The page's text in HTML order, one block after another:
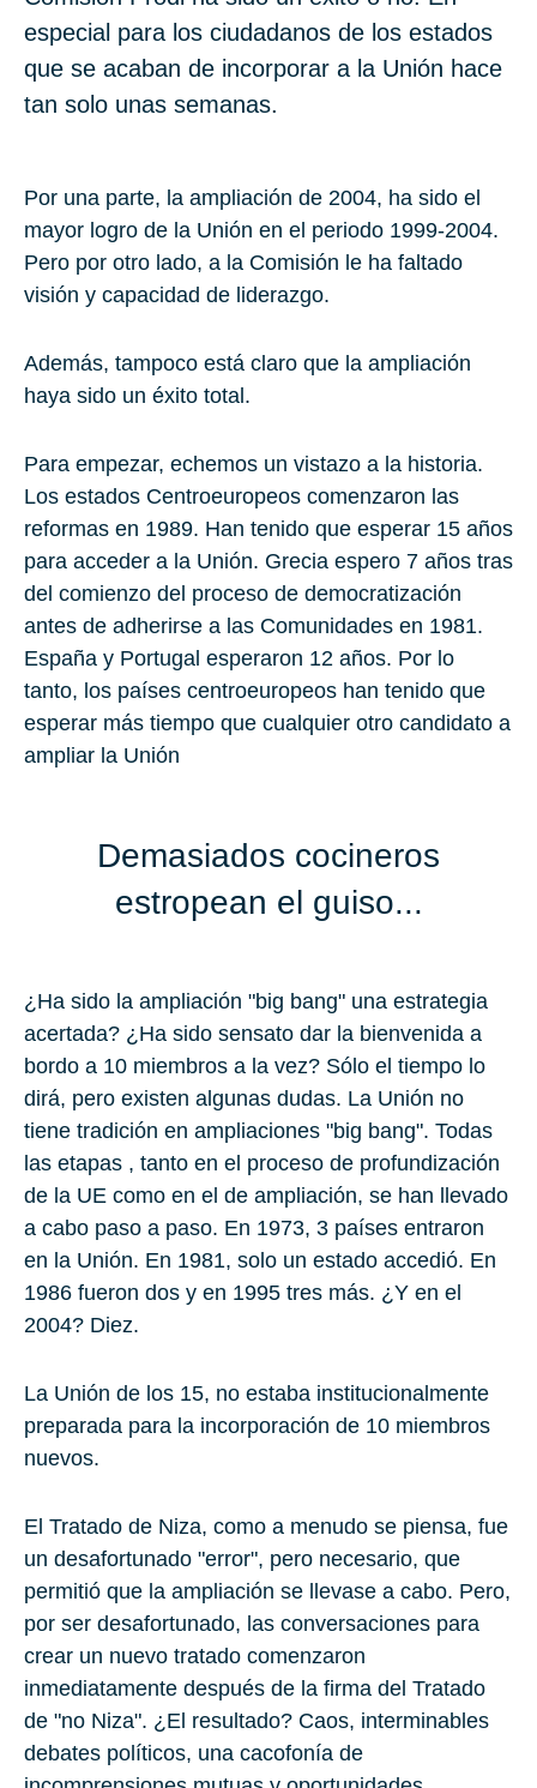
especial para los ciudadanos de los estados
que se acaban de incorporar a la Unión hace
tan solo unas semanas.
Por una parte, la ampliación de 2004, ha sido el
mayor logro de la Unión en el periodo 1999-2004.
Pero por otro lado, a la Comisión le ha faltado
visión y capacidad de liderazgo.
Además, tampoco está claro que la ampliación
haya sido un éxito total.
Para empezar, echemos un vistazo a la historia.
Los estados Centroeuropeos comenzaron las
reformas en 1989. Han tenido que esperar 15 años
para acceder a la Unión. Grecia espero 7 años tras
del comienzo del proceso de democratización
antes de adherirse a las Comunidades en 1981.
España y Portugal esperaron 12 años. Por lo
tanto, los países centroeuropeos han tenido que
esperar más tiempo que cualquier otro candidato a
ampliar la Unión
Demasiados cocineros
estropean el guiso...
¿Ha sido la ampliación "big bang" una estrategia
acertada? ¿Ha sido sensato dar la bienvenida a
bordo a 10 miembros a la vez? Sólo el tiempo lo
dirá, pero existen algunas dudas. La Unión no
tiene tradición en ampliaciones "big bang". Todas
las etapas , tanto en el proceso de profundización
de la UE como en el de ampliación, se han llevado
a cabo paso a paso. En 1973, 3 países entraron
en la Unión. En 1981, solo un estado accedió. En
1986 fueron dos y en 1995 tres más. ¿Y en el
2004? Diez.
La Unión de los 15, no estaba institucionalmente
preparada para la incorporación de 10 miembros
nuevos.
El Tratado de Niza, como a menudo se piensa, fue
un desafortunado "error", pero necesario, que
permitió que la ampliación se llevase a cabo. Pero,
por ser desafortunado, las conversaciones para
crear un nuevo tratado comenzaron
inmediatamente después de la firma del Tratado
de "no Niza". ¿El resultado? Caos, interminables
debates políticos, una cacofonía de